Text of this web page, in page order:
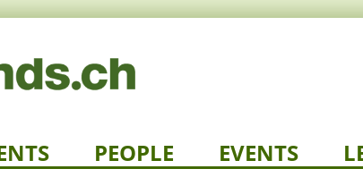
PEOPLE EVENTS